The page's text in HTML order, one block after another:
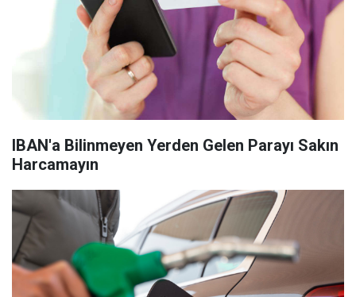
IBAN'a Bilinmeyen Yerden Gelen Parayı Sakın
Harcamayın